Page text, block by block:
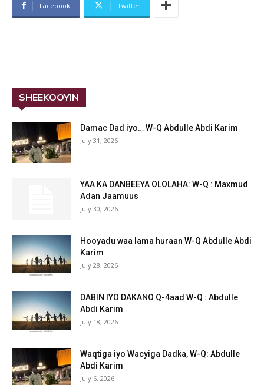
Facebook Twitter
SHEEKOOYIN
Damac Dad iyo… W-Q Abdulle Abdi Karim
July 31, 2026
YAA KA DANBEEYA OLOLAHA: W-Q : Maxmud
Adan Jaamuus
July 30, 2026
Hooyadu waa lama huraan W-Q Abdulle Abdi
Karim
July 28, 2026
DABIN IYO DAKANO Q-4aad W-Q : Abdulle
Abdi Karim
July 18, 2026
Waqtiga iyo Wacyiga Dadka, W-Q: Abdulle
Abdi Karim
July 6, 2026